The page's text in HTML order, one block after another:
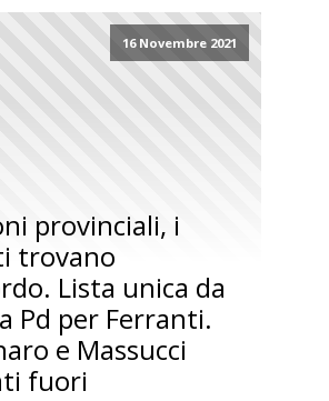
16 Novembre 2021
provinciali, i
trovano
Lista unica da
Pd per Ferranti.
e Massucci
fuori